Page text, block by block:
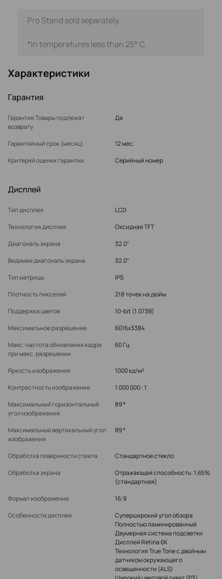
Pro Stand sold separately.
*In temperatures less than 25° C.
Характеристики
Гарантия
Гарантия Товары подлежат
возврату
Да
Гарантийный срок (месяц)
12 мес.
Критерий оценки гарантии
Серийный номер
Дисплей
Тип дисплея
LCD
Технология дисплея
Оксидная TFT
Диагональ экрана
32.0"
Видимая диагональ экрана
32.0"
Тип матрицы
IPS
Плотность пикселей
218 точек на дюйм
Поддержка цветов
10-bit (1.073B)
Максимальное разрешение
6016x3384
Макс. частота обновления кадра
при макс. разрешении
60 Гц
Яркость изображения
1000 кд/м²
Контрастность изображения
1 000 000 : 1
Максимальный горизонтальный
угол изображения
89 °
Максимальный вертикальный угол
изображения
89 °
Обработка поверхности стекла
Стандартное стекло
Обработка экрана
Отражающая способность: 1,65%
(стандартная)
Формат изображения
16:9
Особенности дисплея
Суперширокий угол обзора
Полностью ламинированный
Двумерная система подсветки
Дисплей Retina 6K
Технология True Tone с двойным
датчиком окружающего
освещенности (ALS)